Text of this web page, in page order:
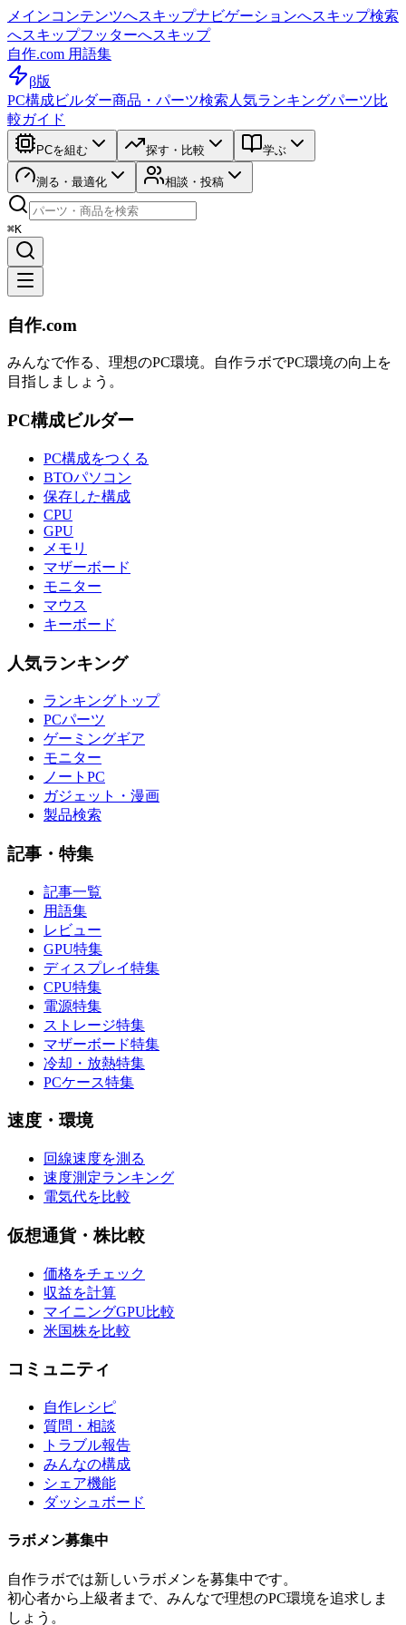
メインコンテンツへスキップナビゲーションへスキップ検索
へスキップフッターへスキップ
自作.com 用語集
β版
PC構成ビルダー商品・パーツ検索 人気ランキングパーツ比
較ガイド
PCを組む 探す・比較 学ぶ
測る・最適化 相談・投稿
⌘K
自作.com
みんなで作る、理想のPC環境。 自作ラボでPC環境の向上を
目指しましょう。
PC構成ビルダー
PC構成をつくる
BTOパソコン
保存した構成
CPU
GPU
メモリ
マザーボード
モニター
マウス
キーボード
人気ランキング
ランキングトップ
PCパーツ
ゲーミングギア
モニター
ノートPC
ガジェット・漫画
製品検索
記事・特集
記事一覧
用語集
レビュー
GPU特集
ディスプレイ特集
CPU特集
電源特集
ストレージ特集
マザーボード特集
冷却・放熱特集
PCケース特集
速度・環境
回線速度を測る
速度測定ランキング
電気代を比較
仮想通貨・株比較
価格をチェック
収益を計算
マイニングGPU比較
米国株を比較
コミュニティ
自作レシピ
質問・相談
トラブル報告
みんなの構成
シェア機能
ダッシュボード
ラボメン募集中
自作ラボでは新しいラボメンを募集中です。
初心者から上級者まで、みんなで理想のPC環境を追求しま
しょう。